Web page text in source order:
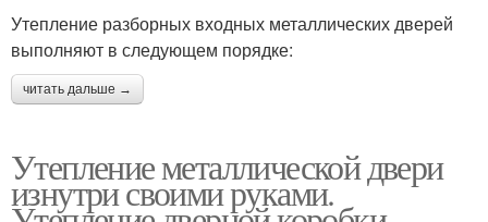
Утепление разборных входных металлических дверей
выполняют в следующем порядке:
читать дальше →
Утепление металлической двери
изнутри своими руками.